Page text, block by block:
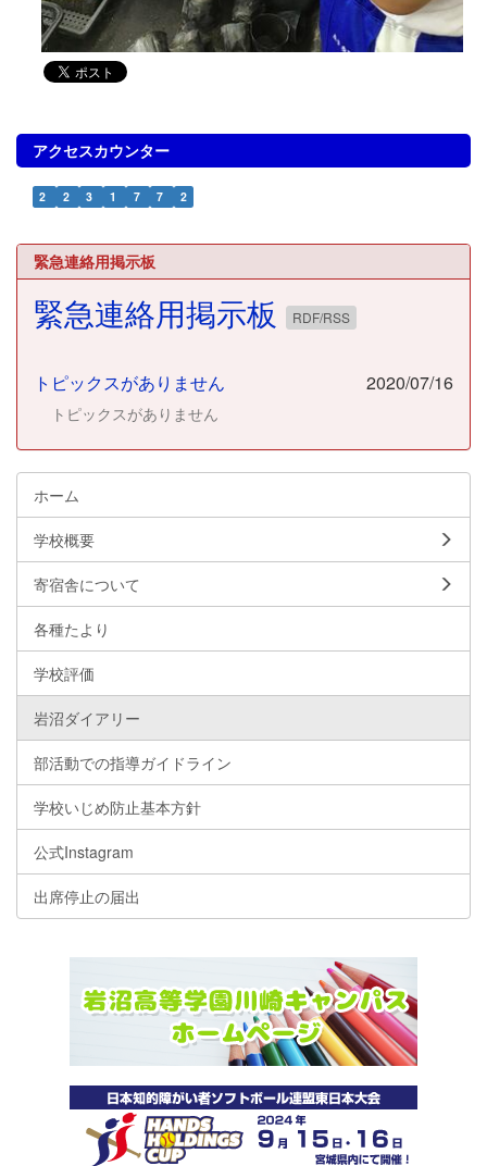
アクセスカウンター
2 2 3 1 7 7 2
緊急連絡用掲示板
緊急連絡用掲示板 RDF/RSS
トピックスがありません 2020/07/16
トピックスがありません
ホーム
学校概要
寄宿舎について
各種たより
学校評価
岩沼ダイアリー
部活動での指導ガイドライン
学校いじめ防止基本方針
公式Instagram
出席停止の届出